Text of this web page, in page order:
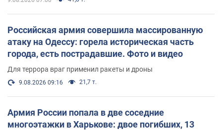
Российская армия совершила массированную
атаку на Одессу: горела историческая часть
города, есть пострадавшие. Фото и видео
Для террора враг применил ракеты и дроны
9.08.2026 09:16 21,7 т.
Армия России попала в две соседние
многоэтажки в Харькове: двое погибших, 13